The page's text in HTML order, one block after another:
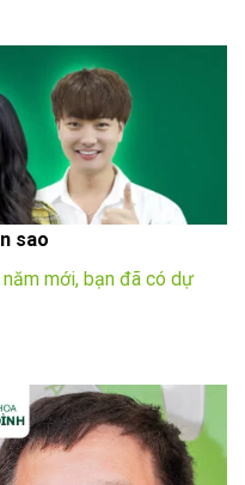
sao
mới, bạn đã có dự